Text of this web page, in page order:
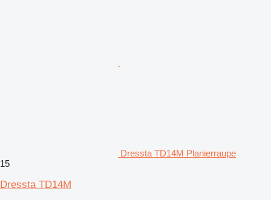
Dressta TD14M Planierraupe
15
Dressta TD14M